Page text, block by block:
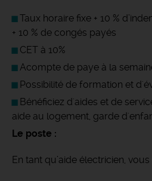
Taux horaire fixe + 10 %
+ 10 % de congés payés
CET à 10%
Acompte de paye à la
Possibilité de formation et
Bénéficiez d'aides et de
aide au logement, garde
Le poste :
En tant qu’aide électricien,